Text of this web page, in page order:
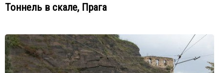
Тоннель в скале, Прага